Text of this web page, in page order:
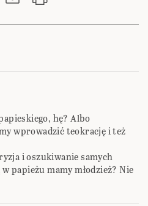
hę? Albo
wprowadzić teokrację i też
i oszukiwanie samych
papieżu mamy młodzież? Nie